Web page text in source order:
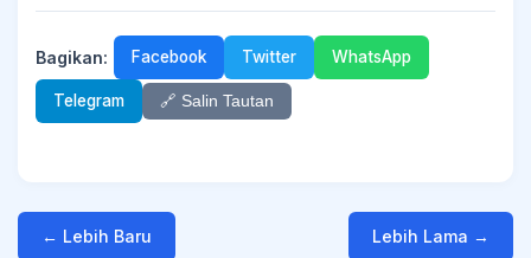
Bagikan: Facebook Twitter WhatsApp
Telegram 🔗 Salin Tautan
← Lebih Baru Lebih Lama →